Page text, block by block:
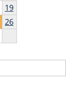
19
26